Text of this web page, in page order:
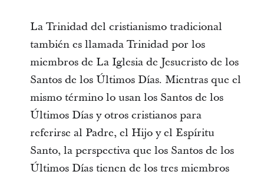
La Trinidad del cristianismo tradicional
también es llamada Trinidad por los
miembros de La Iglesia de Jesucristo de los
Santos de los Últimos Días. Mientras que el
mismo término lo usan los Santos de los
Últimos Días y otros cristianos para
referirse al Padre, el Hijo y el Espíritu
Santo, la perspectiva que los Santos de los
Últimos Días tienen de los tres miembros